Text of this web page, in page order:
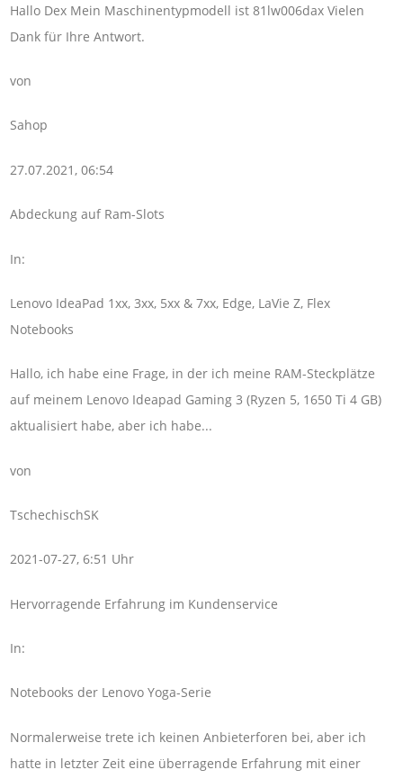
Hallo Dex Mein Maschinentypmodell ist 81lw006dax Vielen
Dank für Ihre Antwort.
von
Sahop
27.07.2021, 06:54
Abdeckung auf Ram-Slots
In:
Lenovo IdeaPad 1xx, 3xx, 5xx & 7xx, Edge, LaVie Z, Flex
Notebooks
Hallo, ich habe eine Frage, in der ich meine RAM-Steckplätze
auf meinem Lenovo Ideapad Gaming 3 (Ryzen 5, 1650 Ti 4 GB)
aktualisiert habe, aber ich habe...
von
TschechischSK
2021-07-27, 6:51 Uhr
Hervorragende Erfahrung im Kundenservice
In:
Notebooks der Lenovo Yoga-Serie
Normalerweise trete ich keinen Anbieterforen bei, aber ich
hatte in letzter Zeit eine überragende Erfahrung mit einer